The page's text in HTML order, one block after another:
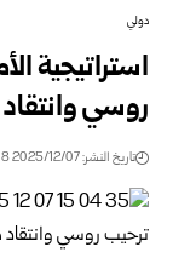
دولي
استراتيجية
روسي
تاريخ النشر: 2025/12/07 3:08 مساءً